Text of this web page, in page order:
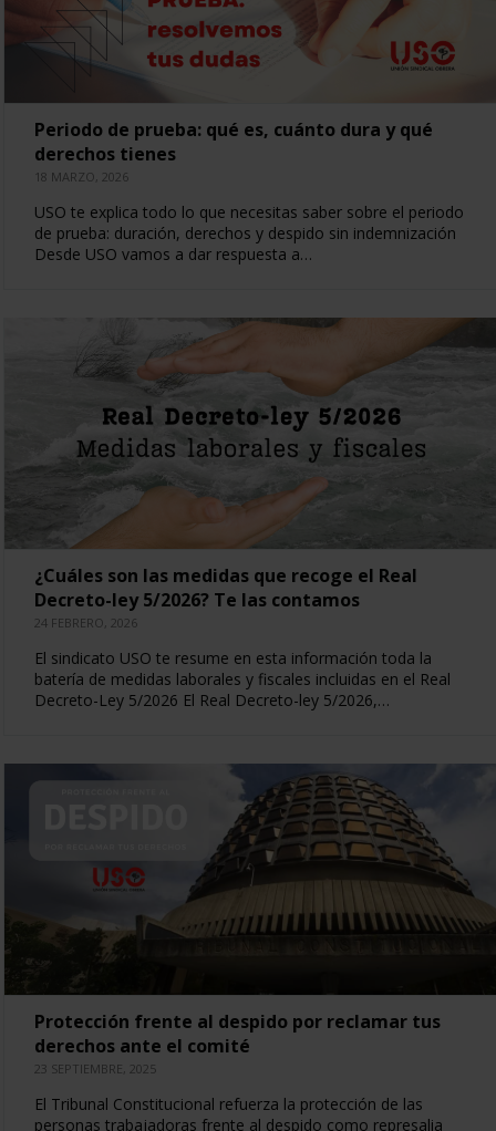
Periodo de prueba: qué es, cuánto dura y qué
derechos tienes
18 MARZO, 2026
USO te explica todo lo que necesitas saber sobre el periodo
de prueba: duración, derechos y despido sin indemnización
Desde USO vamos a dar respuesta a…
¿Cuáles son las medidas que recoge el Real
Decreto-ley 5/2026? Te las contamos
24 FEBRERO, 2026
El sindicato USO te resume en esta información toda la
batería de medidas laborales y fiscales incluidas en el Real
Decreto-Ley 5/2026 El Real Decreto-ley 5/2026,…
Protección frente al despido por reclamar tus
derechos ante el comité
23 SEPTIEMBRE, 2025
El Tribunal Constitucional refuerza la protección de las
personas trabajadoras frente al despido como represalia